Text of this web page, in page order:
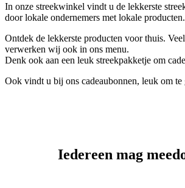
In onze streekwinkel vindt u de lekkerste
door lokale ondernemers met lokale producten.
Ontdek de lekkerste producten voor thuis.
verwerken wij ook in ons menu.
Denk ook aan een leuk streekpakketje om
Ook vindt u bij ons cadeaubonnen, leuk om te
Iedereen mag